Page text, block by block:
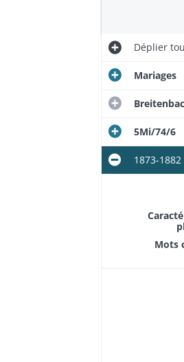
Déplier
Mariages
5Mi/74/6
1873-1882
Mots